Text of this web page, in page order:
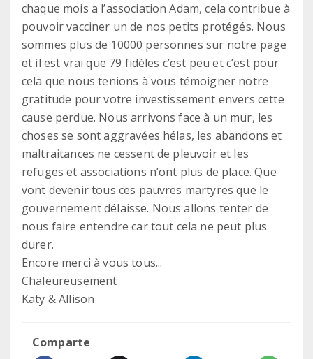
chaque mois a l’association Adam, cela contribue à
pouvoir vacciner un de nos petits protégés. Nous
sommes plus de 10000 personnes sur notre page
et il est vrai que 79 fidèles c’est peu et c’est pour
cela que nous tenions à vous témoigner notre
gratitude pour votre investissement envers cette
cause perdue. Nous arrivons face à un mur, les
choses se sont aggravées hélas, les abandons et
maltraitances ne cessent de pleuvoir et les
refuges et associations n’ont plus de place. Que
vont devenir tous ces pauvres martyres que le
gouvernement délaisse. Nous allons tenter de
nous faire entendre car tout cela ne peut plus
durer.
Encore merci à vous tous...
Chaleureusement
Katy & Allison
Comparte